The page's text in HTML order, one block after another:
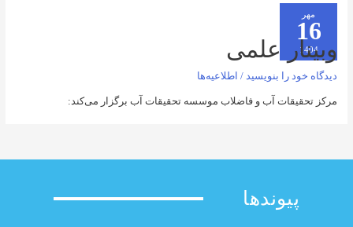
علمی
بنویسید /اطلاعیه‌ها
آب و فاضلاب موسسه تحقیقات آب برگزار می‌کند: